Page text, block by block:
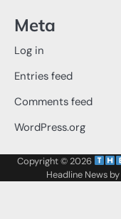
Meta
Log in
Entries feed
Comments feed
WordPress.org
Copyright © 2026
Headline News by